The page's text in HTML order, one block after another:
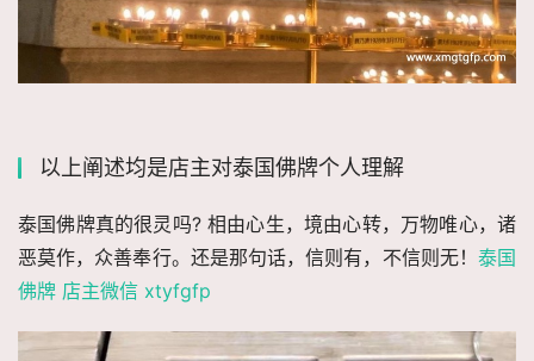
以上阐述均是店主对泰国佛牌个人理解
泰国佛牌真的很灵吗? 相由心生，境由心转，万物唯心，诸
恶莫作，众善奉行。还是那句话，信则有，不信则无！ 泰国
佛牌 店主微信 xtyfgfp